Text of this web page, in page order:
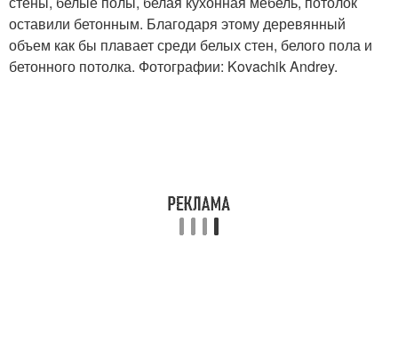
оставили бетонным. Благодаря этому деревянный
объем как бы плавает среди белых стен, белого пола и
бетонного потолка. Фотографии: Kovachik Andrey.